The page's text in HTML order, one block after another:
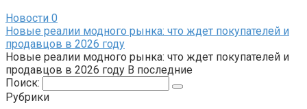
Новости 0
Новые реалии модного рынка: что ждет покупателей и
продавцов в 2026 году
Новые реалии модного рынка: что ждет покупателей и
продавцов в 2026 году В последние
Поиск:
Рубрики